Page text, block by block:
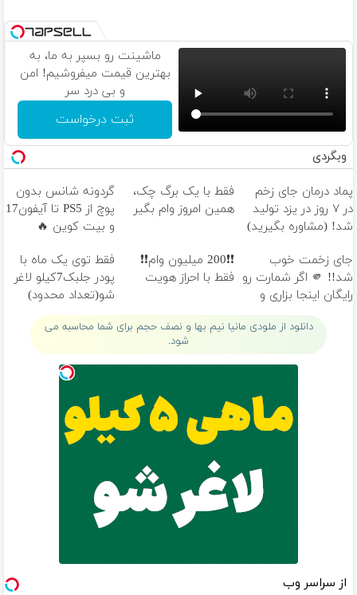
ماشینت رو بسپر به ما، به
بهترین قیمت میفروشیم! امن
و بی درد سر
ثبت درخواست
وبگردی
پماد درمان جای زخم
در ۷ روز در یزد تولید
شد! (مشاوره بگیرید)
فقط با یک برگ چک،
همین امروز وام بگیر
گردونه شانس بدون
پوچ از PS5 تا آیفون17
و بیت کوین 🔥
جای زخمت خوب
شد!! 🫵 اگر شمارت رو
رایگان اینجا بزاری و
❗❗200 میلیون وام❗❗
فقط با احراز هویت
فقط توی یک ماه با
پودر جلبک7کیلو لاغر
شو(تعداد محدود)
دانلود از ملودی مانیا نیم بها و نصف حجم برای شما محاسبه می
شود.
از سراسر وب